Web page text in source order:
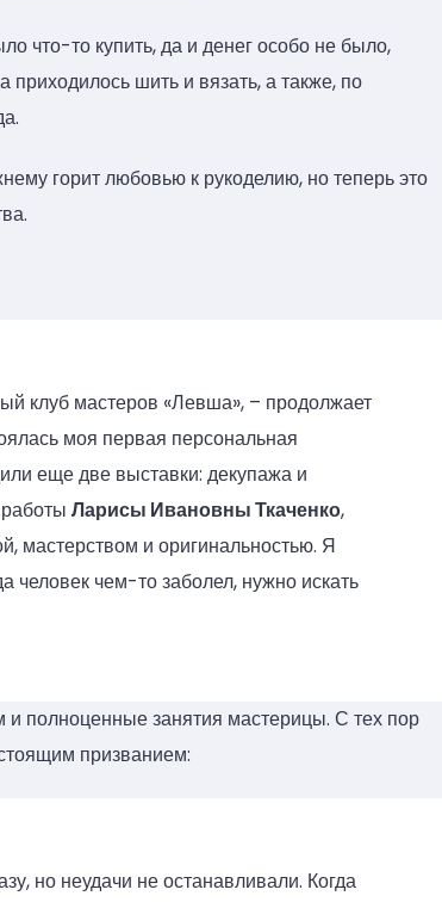
что-то купить, да и денег особо не было,
шить и вязать, а также, по
горит любовью к рукоделию, но теперь это
клуб мастеров «Левша», – продолжает
моя первая персональная
еще две выставки: декупажа и
Ларисы Ивановны Ткаченко,
мастерством и оригинальностью. Я
человек чем-то заболел, нужно искать
полноценные занятия мастерицы. С тех пор
призванием:
но неудачи не останавливали. Когда